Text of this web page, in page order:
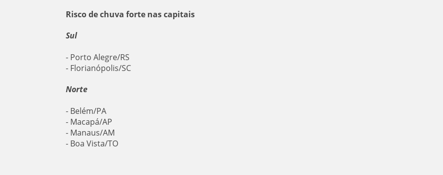
Risco de chuva forte nas capitais
Sul
- Porto Alegre/RS
- Florianópolis/SC
Norte
- Belém/PA
- Macapá/AP
- Manaus/AM
- Boa Vista/TO